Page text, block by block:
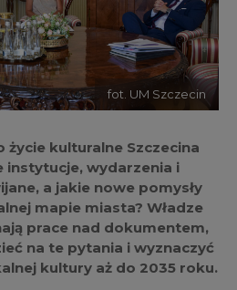
fot. UM Szczecin
życie kulturalne Szczecina
instytucje, wydarzenia i
a jakie nowe pomysły
mapie miasta? Władze
prace nad dokumentem,
na te pytania i wyznaczyć
kultury aż do 2035 roku.